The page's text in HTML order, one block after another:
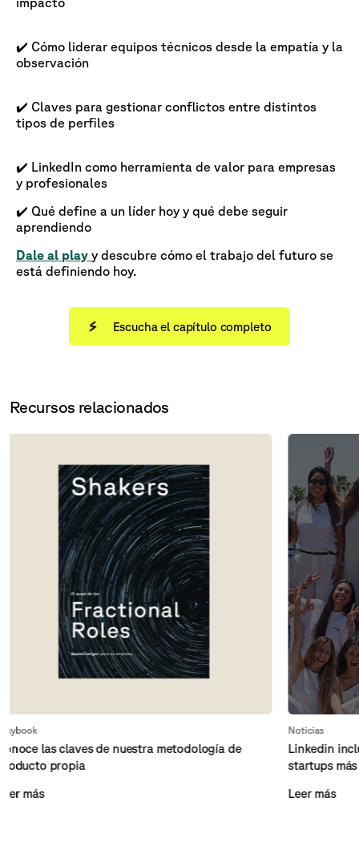
✔️ Cómo liderar equipos técnicos desde la empatía y la
observación
✔️ Claves para gestionar conflictos entre distintos
tipos de perfiles
✔️ LinkedIn como herramienta de valor para empresas
y profesionales
✔️ Qué define a un líder hoy y qué debe seguir
aprendiendo
Dale al play y descubre cómo el trabajo del futuro se
está definiendo hoy.
Escucha el capítulo completo
Recursos relacionados
claves de nuestra metodología de
propia
Linkedin incluye a
startups más
Leer más